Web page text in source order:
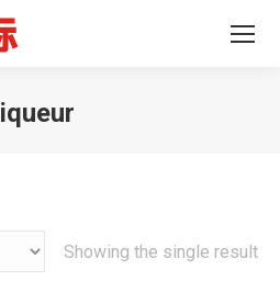
liqueur
Showing the single result